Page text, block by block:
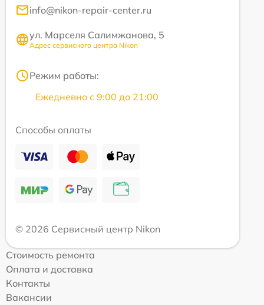
info@nikon-repair-center.ru
ул. Марселя Салимжанова, 5
Адрес сервисного центра Nikon
Режим работы:
Ежедневно с 9:00 до 21:00
Способы оплаты
© 2026 Сервисный центр Nikon
Стоимость ремонта
Оплата и доставка
Контакты
Вакансии